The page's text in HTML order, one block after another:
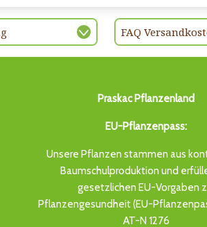
FAQ
Praskac Pflanzenland
EU-Pflanzenpass:
Unsere Pflanzen stammen aus
Baumschulproduktion und
gesetzlichen EU-Vorgaben
Pflanzengesundheit (EU-
AT-N 1276